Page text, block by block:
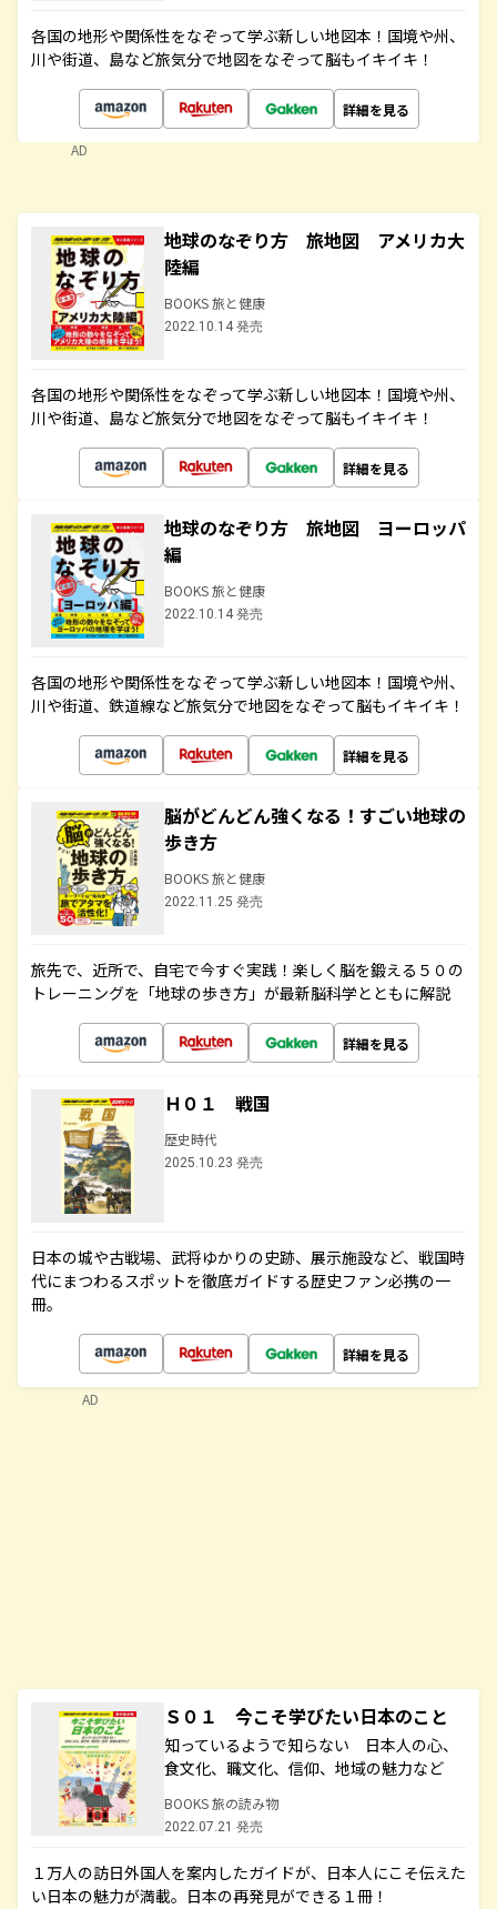
各国の地形や関係性をなぞって学ぶ新しい地図本！国境や州、
川や街道、島など旅気分で地図をなぞって脳もイキイキ！
詳細を見る
AD
地球のなぞり方 旅地図 アメリカ大
陸編
BOOKS 旅と健康
2022.10.14 発売
各国の地形や関係性をなぞって学ぶ新しい地図本！国境や州、
川や街道、島など旅気分で地図をなぞって脳もイキイキ！
詳細を見る
地球のなぞり方 旅地図 ヨーロッパ
編
BOOKS 旅と健康
2022.10.14 発売
各国の地形や関係性をなぞって学ぶ新しい地図本！国境や州、
川や街道、鉄道線など旅気分で地図をなぞって脳もイキイキ！
詳細を見る
脳がどんどん強くなる！すごい地球の
歩き方
BOOKS 旅と健康
2022.11.25 発売
旅先で、近所で、自宅で今すぐ実践！楽しく脳を鍛える５０の
トレーニングを「地球の歩き方」が最新脳科学とともに解説
詳細を見る
Ｈ０１ 戦国
歴史時代
2025.10.23 発売
日本の城や古戦場、武将ゆかりの史跡、展示施設など、戦国時
代にまつわるスポットを徹底ガイドする歴史ファン必携の一
冊。
詳細を見る
Ｓ０１ 今こそ学びたい日本のこと
知っているようで知らない 日本人の心、
食文化、職文化、信仰、地域の魅力など
BOOKS 旅の読み物
2022.07.21 発売
１万人の訪日外国人を案内したガイドが、日本人にこそ伝えた
い日本の魅力が満載。日本の再発見ができる１冊！
AD